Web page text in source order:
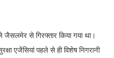
जैसलमेर से गिरफ्तार किया गया था।
एजेंसियां पहले से ही विशेष निगरानी